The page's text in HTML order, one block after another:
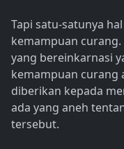
Tapi satu-satunya
kemampuan
yang bereinkarnasi
kemampuan curang
diberikan kepada
ada yang aneh
tersebut.